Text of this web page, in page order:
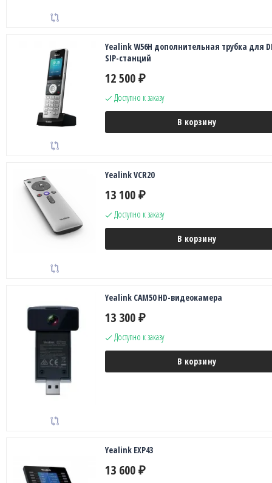
Yealink W56H дополнительная трубка для
SIP-станций
12 500 ₽
Доступно к заказу
В корзину
Yealink VCR20
13 100 ₽
Доступно к заказу
В корзину
Yealink CAM50 HD-видеокамера
13 300 ₽
Доступно к заказу
В корзину
Yealink EXP43
13 600 ₽